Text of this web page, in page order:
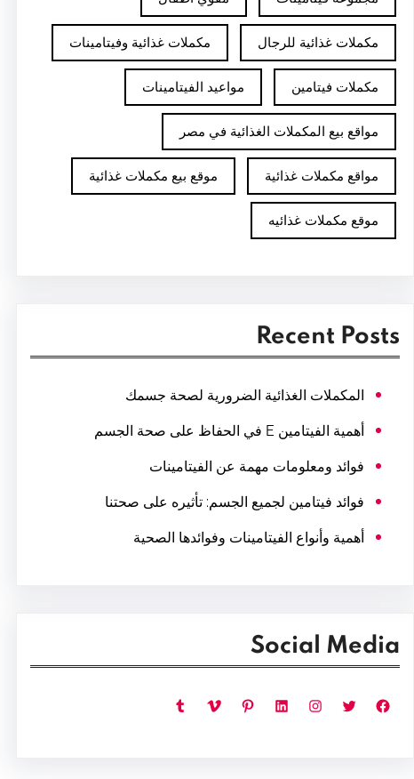
مكملات غذائية للرجال مكملات غذائية وفيتامينات
مكملات فيتامين مواعيد الفيتامينات
مواقع بيع المكملات الغذائية في مصر
مواقع مكملات غذائية موقع بيع مكملات غذائية
موقع مكملات غذائيه
Recent Posts
المكملات الغذائية الضرورية لصحة جسمك
أهمية الفيتامين E في الحفاظ على صحة الجسم
فوائد ومعلومات مهمة عن الفيتامينات
فوائد فيتامين لجميع الجسم: تأثيره على صحتنا
أهمية وأنواع الفيتامينات وفوائدها الصحية
Social Media
فيسبوك تويتر إنستجرام لينكد إن بينتريست فيميو تمبلر